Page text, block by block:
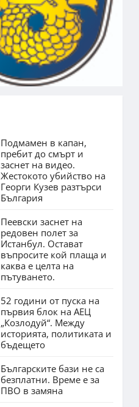
Подмамен в капан,
пребит до смърт и
заснет на видео.
Жестокото убийство на
Георги Кузев разтърси
България
Пеевски заснет на
редовен полет за
Истанбул. Остават
въпросите кой плаща и
каква е целта на
пътуването.
52 години от пуска на
първия блок на АЕЦ
„Козлодуй“. Между
историята, политиката и
бъдещето
Българските бази не са
безплатни. Време е за
ПВО в замяна